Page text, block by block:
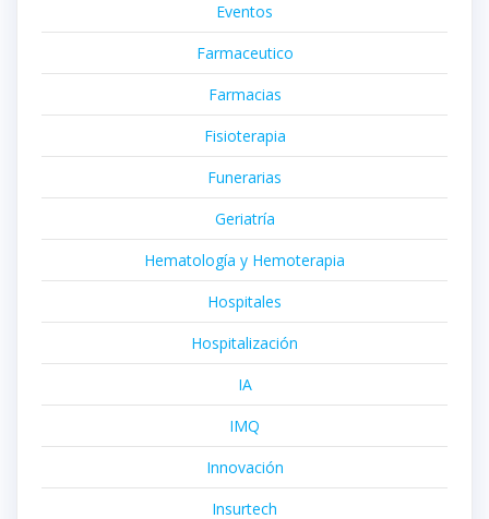
Eventos
Farmaceutico
Farmacias
Fisioterapia
Funerarias
Geriatría
Hematología y Hemoterapia
Hospitales
Hospitalización
IA
IMQ
Innovación
Insurtech